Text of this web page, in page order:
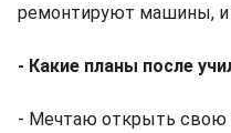
ремонтируют машины, и
- Какие планы после
- Мечтаю открыть свою